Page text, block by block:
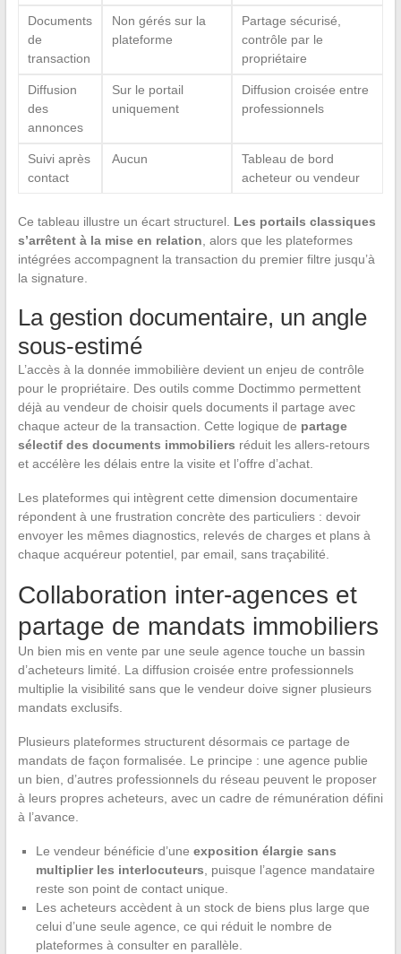
Documents
de
transaction
Non gérés sur la
plateforme
Partage sécurisé,
contrôle par le
propriétaire
Diffusion
des
annonces
Sur le portail
uniquement
Diffusion croisée entre
professionnels
Suivi après
contact
Aucun
Tableau de bord
acheteur ou vendeur
Ce tableau illustre un écart structurel. Les portails classiques
s’arrêtent à la mise en relation, alors que les plateformes
intégrées accompagnent la transaction du premier filtre jusqu’à
la signature.
La gestion documentaire, un angle
sous-estimé
L’accès à la donnée immobilière devient un enjeu de contrôle
pour le propriétaire. Des outils comme Doctimmo permettent
déjà au vendeur de choisir quels documents il partage avec
chaque acteur de la transaction. Cette logique de partage
sélectif des documents immobiliers réduit les allers-retours
et accélère les délais entre la visite et l’offre d’achat.
Les plateformes qui intègrent cette dimension documentaire
répondent à une frustration concrète des particuliers : devoir
envoyer les mêmes diagnostics, relevés de charges et plans à
chaque acquéreur potentiel, par email, sans traçabilité.
Collaboration inter-agences et
partage de mandats immobiliers
Un bien mis en vente par une seule agence touche un bassin
d’acheteurs limité. La diffusion croisée entre professionnels
multiplie la visibilité sans que le vendeur doive signer plusieurs
mandats exclusifs.
Plusieurs plateformes structurent désormais ce partage de
mandats de façon formalisée. Le principe : une agence publie
un bien, d’autres professionnels du réseau peuvent le proposer
à leurs propres acheteurs, avec un cadre de rémunération défini
à l’avance.
Le vendeur bénéficie d’une exposition élargie sans
multiplier les interlocuteurs, puisque l’agence mandataire
reste son point de contact unique.
Les acheteurs accèdent à un stock de biens plus large que
celui d’une seule agence, ce qui réduit le nombre de
plateformes à consulter en parallèle.